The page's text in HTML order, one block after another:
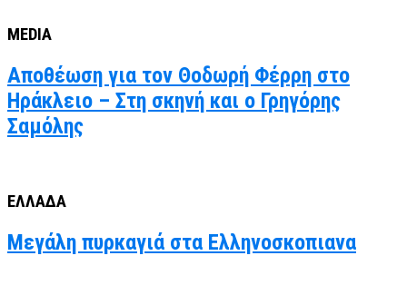
MEDIA
Αποθέωση για τον Θοδωρή Φέρρη στο
Ηράκλειο – Στη σκηνή και ο Γρηγόρης
Σαμόλης
ΕΛΛΑΔΑ
Μεγάλη πυρκαγιά στα Ελληνοσκοπιανα